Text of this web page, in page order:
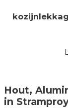
Hout,
in